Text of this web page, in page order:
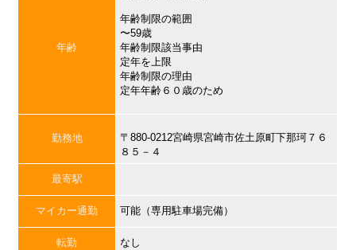
年齢
年齢制限の範囲
〜59歳
年齢制限該当事由
定年を上限
年齢制限の理由
定年年齢６０歳のため
勤務地
〒880-0212宮崎県宮崎市佐土原町下那珂７６
８５－４
最寄駅
マイカー通勤 可能（専用駐車場完備）
転勤 なし